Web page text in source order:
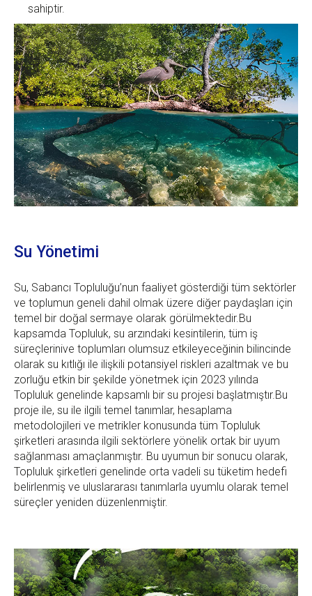
Su Yönetimi
Su, Sabancı Topluluğu’nun faaliyet gösterdiği tüm sektörler
ve toplumun geneli dahil olmak üzere diğer paydaşları için
temel bir doğal sermaye olarak görülmektedir.Bu
kapsamda Topluluk, su arzındaki kesintilerin, tüm iş
süreçlerinive toplumları olumsuz etkileyeceğinin bilincinde
olarak su kıtlığı ile ilişkili potansiyel riskleri azaltmak ve bu
zorluğu etkin bir şekilde yönetmek için 2023 yılında
Topluluk genelinde kapsamlı bir su projesi başlatmıştır.Bu
proje ile, su ile ilgili temel tanımlar, hesaplama
metodolojileri ve metrikler konusunda tüm Topluluk
şirketleri arasında ilgili sektörlere yönelik ortak bir uyum
sağlanması amaçlanmıştır. Bu uyumun bir sonucu olarak,
Topluluk şirketleri genelinde orta vadeli su tüketim hedefi
belirlenmiş ve uluslararası tanımlarla uyumlu olarak temel
süreçler yeniden düzenlenmiştir.
sahiptir.